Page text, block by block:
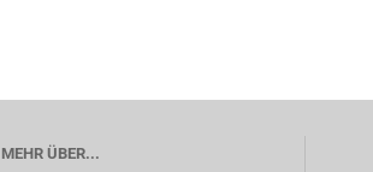
MEHR ÜBER...